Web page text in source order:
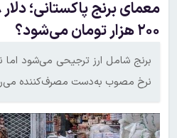
۲۰۰ هزار تومان می‌شود؟
برنج شامل ارز ترجیحی می‌شود اما
نرخ مصوب به‌دست مصرف‌کننده